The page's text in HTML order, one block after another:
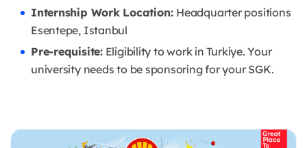
Internship Work Location: Headquarter positions
Esentepe, Istanbul
Pre-requisite:Eligibility to work in Turkiye. Your
university needs to be sponsoring for your SGK.